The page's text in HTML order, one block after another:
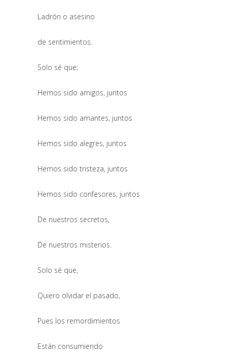
Ladrón o asesino
de sentimientos.
Solo sé que;
Hemos sido amigos, juntos
Hemos sido amantes, juntos
Hemos sido alegres, juntos
Hemos sido tristeza, juntos
Hemos sido confesores, juntos
De nuestros secretos,
De nuestros misterios.
Solo sé que,
Quiero olvidar el pasado,
Pues los remordimientos
Están consumiendo